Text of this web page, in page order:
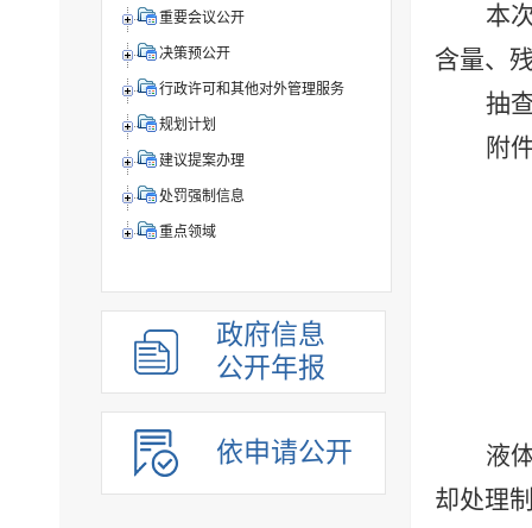
重要会议公开
决策预公开
行政许可和其他对外管理服务
规划计划
建议提案办理
处罚强制信息
重点领域
政府信息
公开年报
依申请公开
本
含量、
抽
附
液
却处理